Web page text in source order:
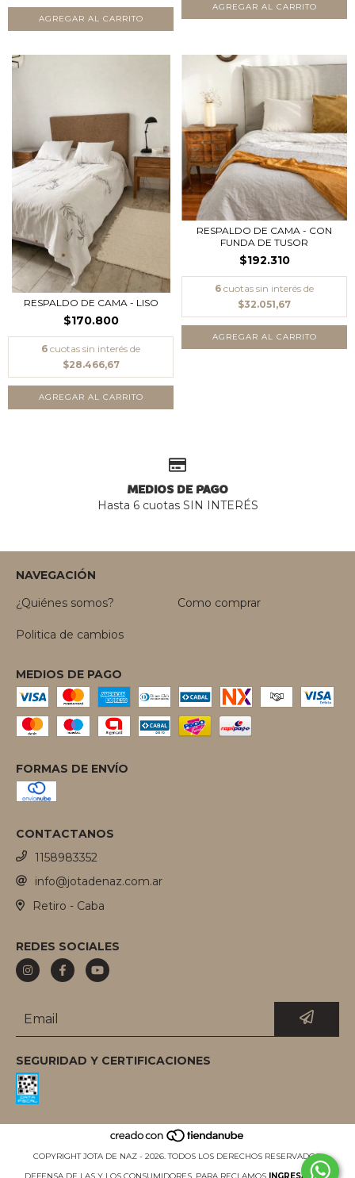
AGREGAR AL CARRITO
AGREGAR AL CARRITO
RESPALDO DE CAMA - LISO
$170.800
6 cuotas sin interés de
$28.466,67
AGREGAR AL CARRITO
RESPALDO DE CAMA - CON
FUNDA DE TUSOR
$192.310
6 cuotas sin interés de
$32.051,67
AGREGAR AL CARRITO
MEDIOS DE PAGO
Hasta 6 cuotas SIN INTERÉS
NAVEGACIÓN
¿Quiénes somos?
Como comprar
Politica de cambios
MEDIOS DE PAGO
FORMAS DE ENVÍO
CONTACTANOS
1158983352
info@jotadenaz.com.ar
Retiro - Caba
REDES SOCIALES
SEGURIDAD Y CERTIFICACIONES
COPYRIGHT JOTA DE NAZ - 2026. TODOS LOS DERECHOS RESERVADOS.